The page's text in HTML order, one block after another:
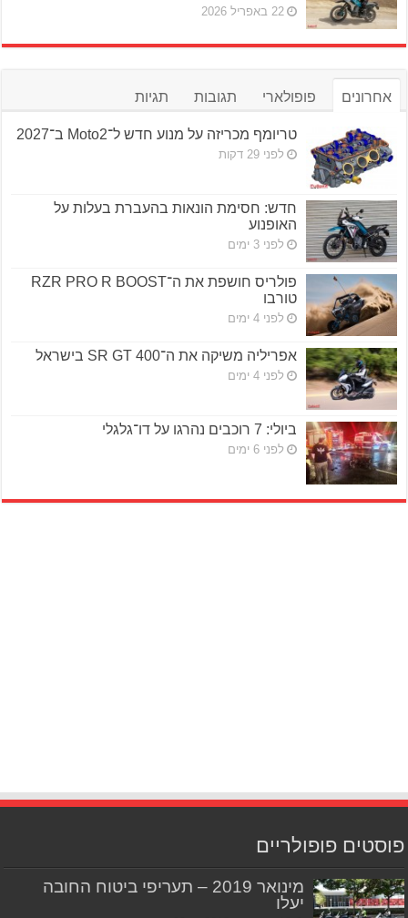
22 באפריל 2026
אחרונים פופולארי תגובות תגיות
טריומף מכריזה על מנוע חדש ל־Moto2 ב־2027
לפני 29 דקות
חדש: חסימת הונאות בהעברת בעלות על
האופנוע
לפני 3 ימים
פולריס חושפת את ה־RZR PRO R BOOST
טורבו
לפני 4 ימים
אפריליה משיקה את ה־SR GT 400 בישראל
לפני 4 ימים
ביולי: 7 רוכבים נהרגו על דו־גלגלי
לפני 6 ימים
פוסטים פופולריים
מינואר 2019 – תעריפי ביטוח החובה
יעלו